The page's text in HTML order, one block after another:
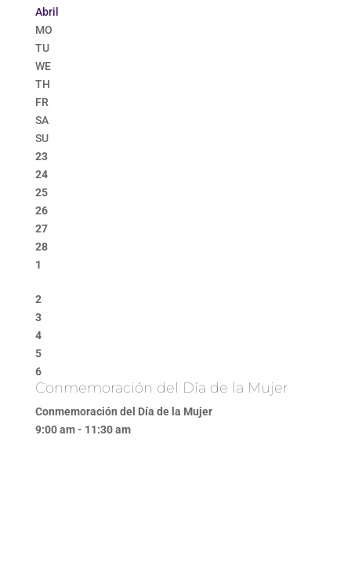
Abril
MO
TU
WE
TH
FR
SA
SU
23
24
25
26
27
28
1
2
3
4
5
6
Conmemoración del Día de la Mujer
Conmemoración del Día de la Mujer
9:00 am - 11:30 am